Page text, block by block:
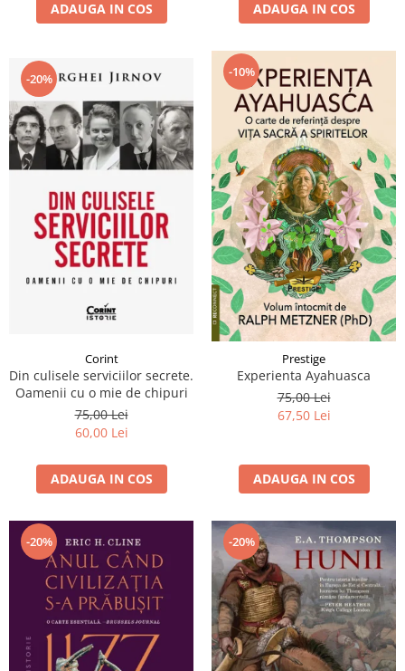
ADAUGA IN COS ADAUGA IN COS
-20%
Corint
Din culisele serviciilor secrete.
Oamenii cu o mie de chipuri
75,00 Lei
60,00 Lei
ADAUGA IN COS
-10%
Prestige
Experienta Ayahuasca
75,00 Lei
67,50 Lei
ADAUGA IN COS
-20% -20%